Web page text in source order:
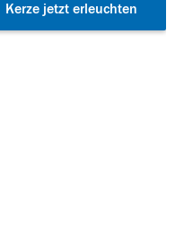
Kerze jetzt erleuchten